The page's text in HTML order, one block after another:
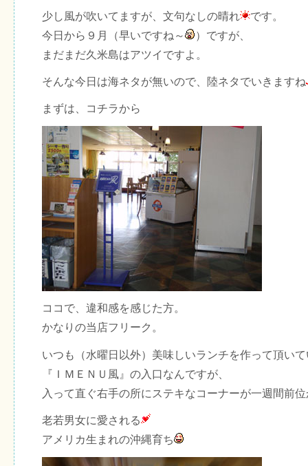
少し風が吹いてますが、文句なしの晴れ
です。
今日から９月（早いですね～
）ですが、
まだまだ久米島はアツイですよ。
そんな今日は海ネタが無いので、陸ネタでいきますね
まずは、コチラから
ココで、違和感を感じた方。
かなりの当店フリーク。
いつも（水曜日以外）美味しいランチを作って頂い
『ＩＭＥＮＵ風』の入口なんですが、
入って直ぐ右手の所にステキなコーナーが一週間前
老若男女に愛される
アメリカ生まれの沖縄育ち